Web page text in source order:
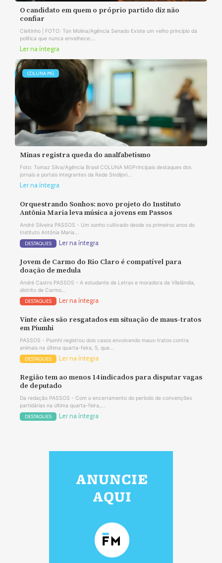
O candidato em quem o próprio partido diz não
confiar
Cleitinho | FOTO: Ton Molina/Agência Senado Existe um velho princípio da
política que nunca envelhece:...
Ler na íntegra
COLUNA MG
Minas registra queda do analfabetismo
Foto: Tomaz Silva/Agência Brasil COLUNA MGPrincipais destaques dos
jornais e portais integrantes da Rede Sindijori...
Ler na íntegra
Orquestrando Sonhos: novo projeto do Instituto
Antônia Maria leva música a jovens em Passos
André Silveira PASSOS - Um sonho cultivado desde os primeiros anos do
Instituto Antônia Maria...
DESTAQUES Ler na íntegra
Jovem de Carmo do Rio Claro é compatível para
doação de medula
André Castro PASSOS – A estudante de Letras e moradora da Vilelândia,
distrito de Carmo...
DESTAQUES Ler na íntegra
Vinte cães são resgatados em situação de maus-tratos
em Piumhi
PASSOS - Piumhi registrou dois casos envolvendo maus-tratos contra
animais na última quarta-feira, 5, que...
DESTAQUES Ler na íntegra
Região tem ao menos 14 indicados para disputar vagas
de deputado
Da redação PASSOS - Com o encerramento do período de convenções
partidárias na última quarta-feira,...
DESTAQUES Ler na íntegra